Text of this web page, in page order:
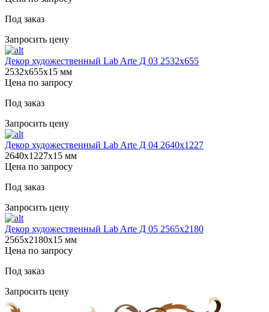
Под заказ
Запросить цену
Декор художественный Lab Arte Д 03 2532x655
2532х655х15 мм
Цена по запросу
Под заказ
Запросить цену
Декор художественный Lab Arte Д 04 2640х1227
2640х1227х15 мм
Цена по запросу
Под заказ
Запросить цену
Декор художественный Lab Arte Д 05 2565х2180
2565х2180х15 мм
Цена по запросу
Под заказ
Запросить цену